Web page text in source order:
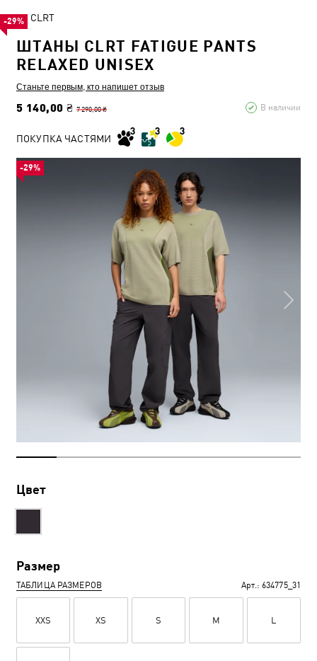
CLRT
ШТАНЫ CLRT FATIGUE PANTS
RELAXED UNISEX
Станьте первым, кто напишет отзыв
5 140,00 ₴ 7 290,00 ₴ В наличии
-29%
ПОКУПКА ЧАСТЯМИ
Цвет
Размер
ТАБЛИЦА РАЗМЕРОВ Арт.: 634775_31
XXS XS S M L
-29%